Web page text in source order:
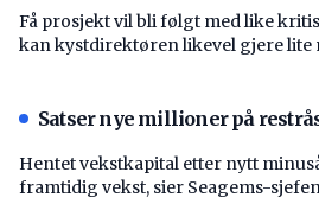
Få prosjekt vil bli følgt med like
kan kystdirektøren likevel gjere lite
Satser nye millioner på
Hentet vekstkapital etter nytt
framtidig vekst, sier Seagems-